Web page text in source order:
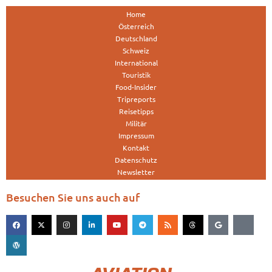
Home
Österreich
Deutschland
Schweiz
International
Touristik
Food-Insider
Tripreports
Reisetipps
Militär
Impressum
Kontakt
Datenschutz
Newsletter
Besuchen Sie uns auch auf